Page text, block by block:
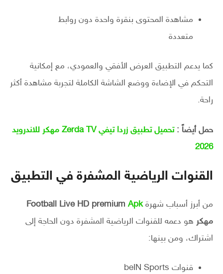
مشاهدة المحتوى بنقرة واحدة دون روابط
متعددة
كما يدعم التطبيق العرض الأفقي والعمودي، مع إمكانية
التحكم في الإضاءة ووضع الشاشة الكاملة لتجربة مشاهدة أكثر
راحة.
حمل أيضاً :
تحميل تطبيق زردا تيفي Zerda TV مهكر للاندرويد
2026
القنوات الرياضية المشفرة في التطبيق
من أبرز أسباب شهرة Football Live HD premium Apk
مهكر هو دعمه للقنوات الرياضية المشفرة دون الحاجة إلى
اشتراك، ومن بينها:
قنوات beIN Sports